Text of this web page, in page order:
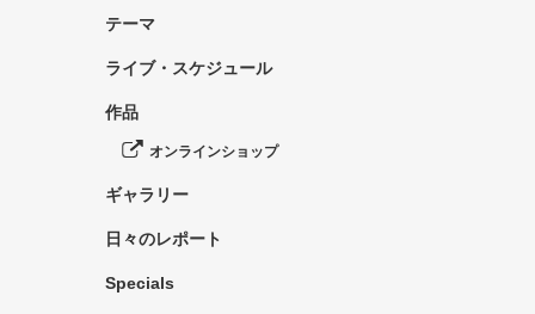
テーマ
ライブ・スケジュール
作品
オンラインショップ
ギャラリー
日々のレポート
Specials